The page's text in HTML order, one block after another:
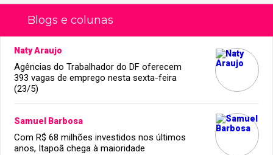
Blogs e colunas
Naty Araujo
Agências do Trabalhador do DF oferecem
393 vagas de emprego nesta sexta-feira
(23/5)
Samuel Barbosa
Com R$ 68 milhões investidos nos últimos
anos, Itapoã chega à maioridade